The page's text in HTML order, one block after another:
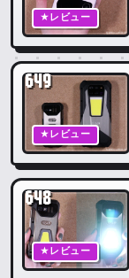
★レビュー
★レビュー
649
★レビュー
648